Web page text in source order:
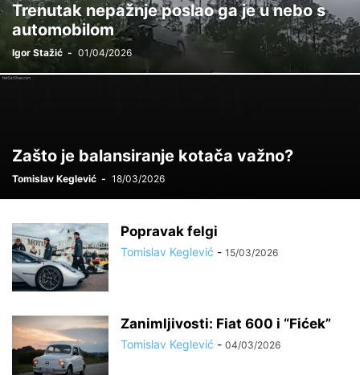
Trenutak nepažnje poslao ga je u nebo s
automobilom
Igor Stažić - 01/04/2026
Zašto je balansiranje kotača važno?
Tomislav Keglević - 18/03/2026
Popravak felgi
Tomislav Keglević - 15/03/2026
Zanimljivosti: Fiat 600 i “Fićek”
Tomislav Keglević - 04/03/2026